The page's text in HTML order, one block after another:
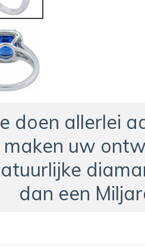
doen allerlei
maken uw
dan een